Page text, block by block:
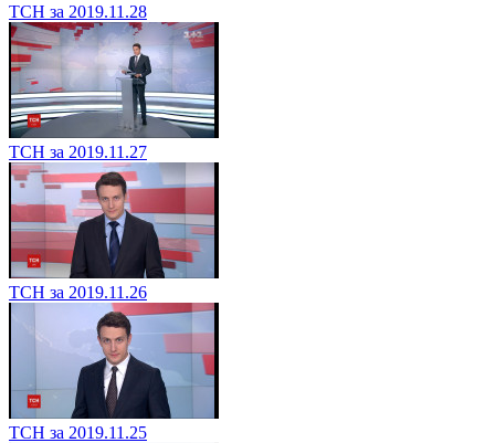
ТСН за 2019.11.28
ТСН за 2019.11.27
ТСН за 2019.11.26
ТСН за 2019.11.25